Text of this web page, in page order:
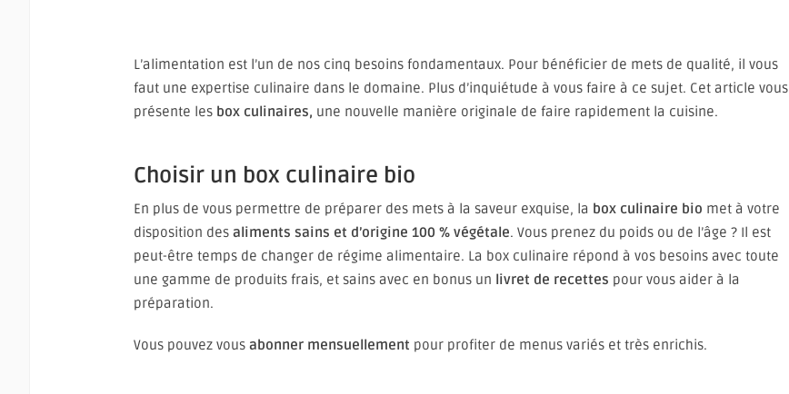
L’alimentation est l’un de nos cinq besoins fondamentaux. Pour bénéficier de mets de qualité, il vous
faut une expertise culinaire dans le domaine. Plus d’inquiétude à vous faire à ce sujet. Cet article vous
présente les box culinaires, une nouvelle manière originale de faire rapidement la cuisine.
Choisir un box culinaire bio
En plus de vous permettre de préparer des mets à la saveur exquise, la box culinaire bio met à votre
disposition des aliments sains et d’origine 100 % végétale. Vous prenez du poids ou de l’âge ? Il est
peut-être temps de changer de régime alimentaire. La box culinaire répond à vos besoins avec toute
une gamme de produits frais, et sains avec en bonus un livret de recettes pour vous aider à la
préparation.
Vous pouvez vous abonner mensuellement pour profiter de menus variés et très enrichis.